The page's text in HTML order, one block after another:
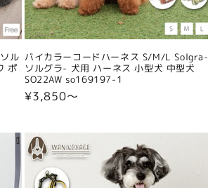
ル
ポ
バイカラーコードハーネス S/M/L Solgra-
ソルグラ- 犬用 ハーネス 小型犬 中型犬
SO22AW so169197-1
通
格
¥3,850〜